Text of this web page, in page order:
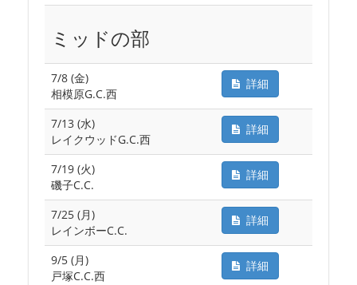
ミッドの部
7/8 (金)
相模原G.C.西
詳細
7/13 (水)
レイクウッドG.C.西
詳細
7/19 (火)
磯子C.C.
詳細
7/25 (月)
レインボーC.C.
詳細
9/5 (月)
戸塚C.C.西
詳細